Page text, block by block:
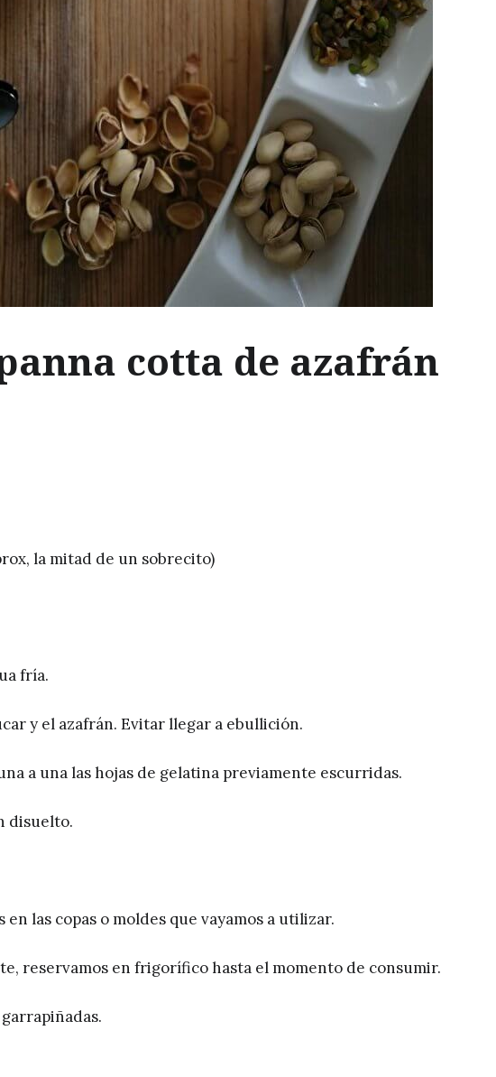
cotta de azafrán
la mitad de un sobrecito)
fría.
y el azafrán. Evitar llegar a ebullición.
a una las hojas de gelatina previamente escurridas.
disuelto.
las copas o moldes que vayamos a utilizar.
reservamos en frigorífico hasta el momento de consumir.